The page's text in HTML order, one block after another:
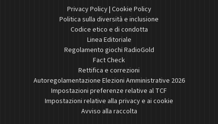
Privacy Policy| Cookie Policy
Politica sulla diversità e inclusione
Codice etico e di condotta
Linea Editoriale
Regolamento giochi RadioGold
Fact Check
Rettifica e correzioni
Autoregolamentazione Elezioni Amministrative 2026
Impostazioni preferenze relative al TCF
Impostazioni relative alla privacy e ai cookie
Avviso alla raccolta